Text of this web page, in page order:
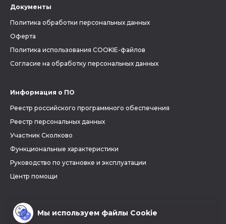
Документы
Политика обработки персональных данных
Оферта
Политика использования COOKIE-файлов
Согласие на обработку персональных данных
Информация о ПО
Реестр российского программного обеспечения
Реестр персональных данных
Участник Сколково
Функциональные характеристики
Руководство по установке и эксплуатации
Центр помощи
Мы используем файлы Cookie